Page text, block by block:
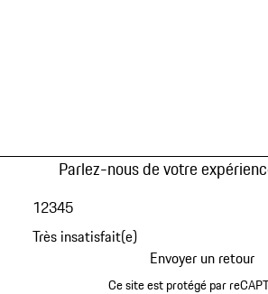
Parlez-nous de votre
Très insatisfait(e)
12345
Envoyer un retour
Ce site est protégé par